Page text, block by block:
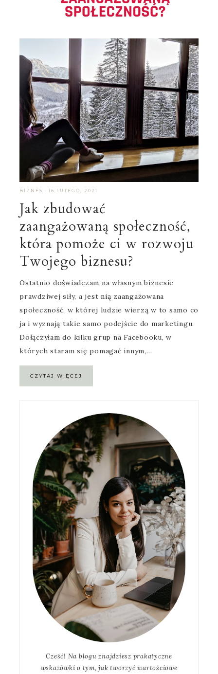
BIZNES · 16 LUTEGO, 2021
Jak zbudować
zaangażowaną społeczność,
która pomoże ci w rozwoju
Twojego biznesu?
Ostatnio doświadczam na własnym biznesie
prawdziwej siły, a jest nią zaangażowana
społeczność, w której ludzie wierzą w to samo co
ja i wyznają takie samo podejście do marketingu.
Dołączyłam do kilku grup na Facebooku, w
których staram się pomagać innym,…
CZYTAJ WIĘCEJ
Cześć! Na blogu znajdziesz prakatyczne
wskazówki o tym, jak tworzyć wartościowe